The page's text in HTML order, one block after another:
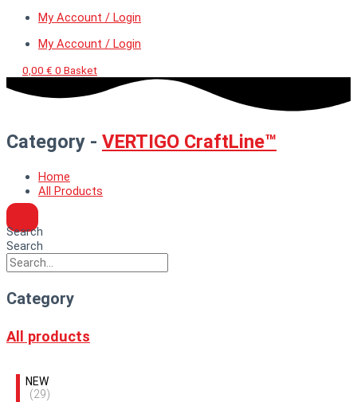
My Account / Login
My Account / Login
0,00 € 0 Basket
Category - VERTIGO CraftLine™
Home
All Products
Search
Search
Category
All products
NEW
(29)